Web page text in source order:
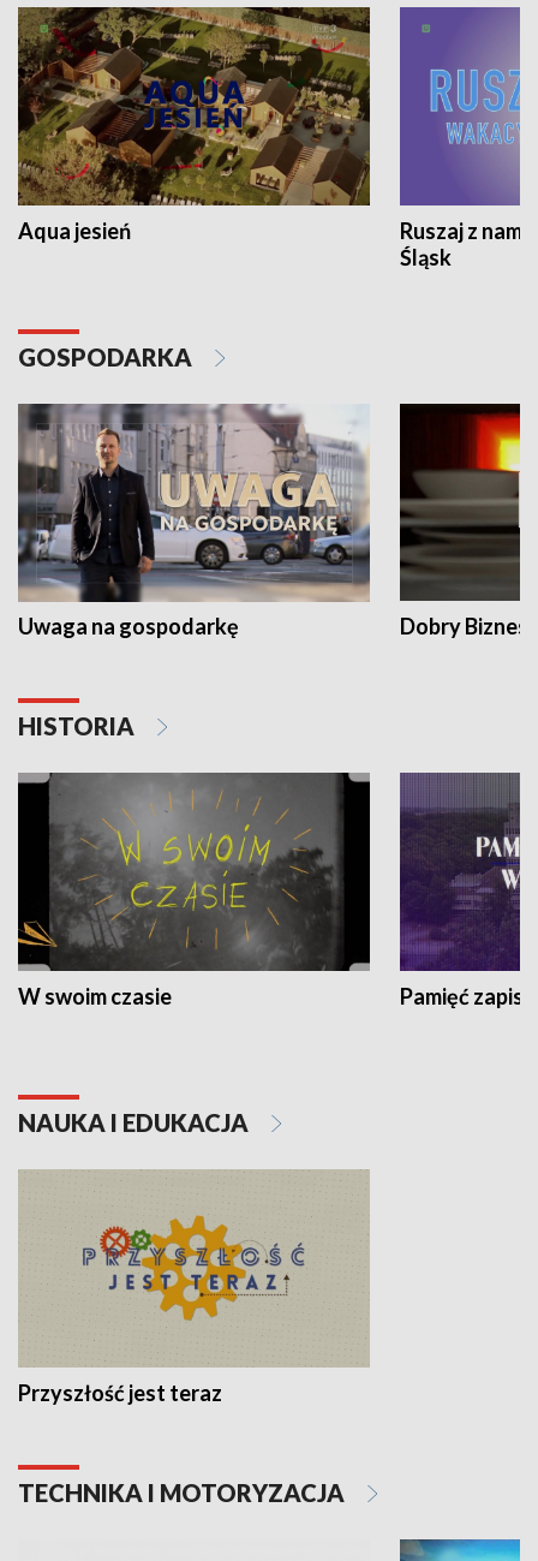
Aqua jesień
Ruszaj z
Śląsk
GOSPODARKA
Uwaga na gospodarkę Dobry Biznes
HISTORIA
W swoim czasie Pamięć
NAUKA I EDUKACJA
Przyszłość jest teraz
TECHNIKA I MOTORYZACJA